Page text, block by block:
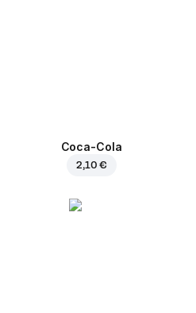
Coca-Cola
2,10 €